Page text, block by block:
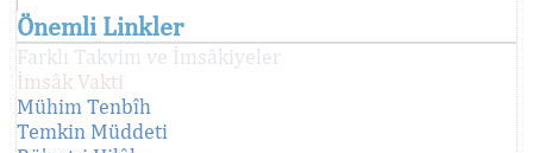
Önemli Linkler
Farklı Takvim ve İmsâkiyeler
İmsâk Vakti
Mühim Tenbîh
Temkin Müddeti